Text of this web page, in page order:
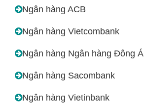
Ngân hàng ACB
Ngân hàng Vietcombank
Ngân hàng Ngân hàng Đông Á
Ngân hàng Sacombank
Ngân hàng Vietinbank